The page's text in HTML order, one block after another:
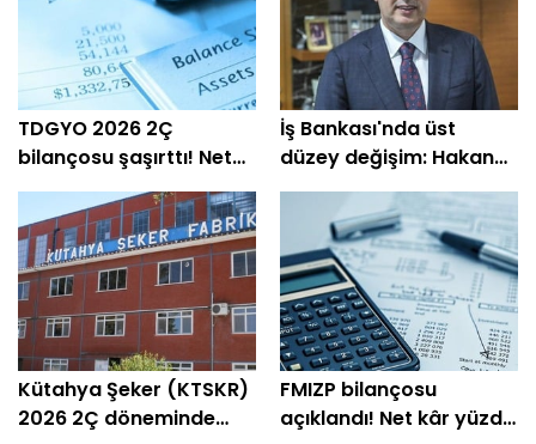
TDGYO 2026 2Ç
bilançosu şaşırttı! Net
kâr yüzde 105 bin arttı
İş Bankası'nda üst
düzey değişim: Hakan
Aran görevini
devrediyor
Kütahya Şeker (KTSKR)
2026 2Ç döneminde
FMIZP bilançosu
açıklandı! Net kâr yüzde